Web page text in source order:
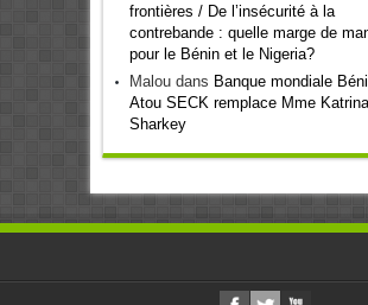
frontières / De l’insécurité à la
contrebande : quelle marge de
pour le Bénin et le Nigeria?
Maloudans Banque mondiale
Atou SECK remplace Mme Katrina
Sharkey